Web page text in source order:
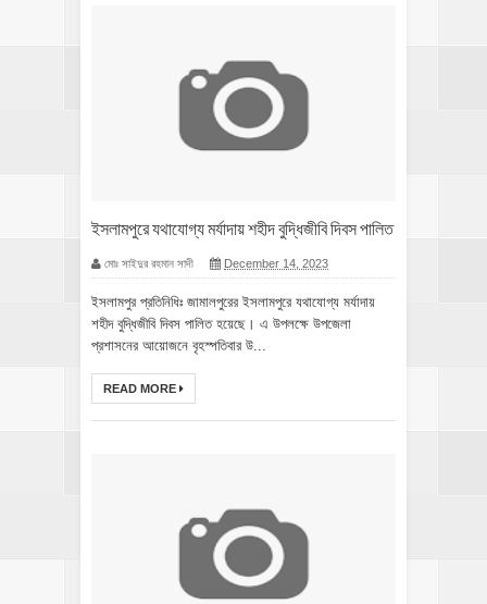
ইসলামপুরে যথাযোগ্য মর্যাদায় শহীদ বুদ্ধিজীবি দিবস পালিত
মোঃ সাইদুর রহমান সাদী December 14, 2023
ইসলামপুর প্রতিনিধিঃ জামালপুরের ইসলামপুরে যথাযোগ্য মর্যাদায়
শহীদ বুদ্ধিজীবি দিবস পালিত হয়েছে। এ উপলক্ষে উপজেলা
প্রশাসনের আয়োজনে বৃহস্পতিবার উ...
READ MORE